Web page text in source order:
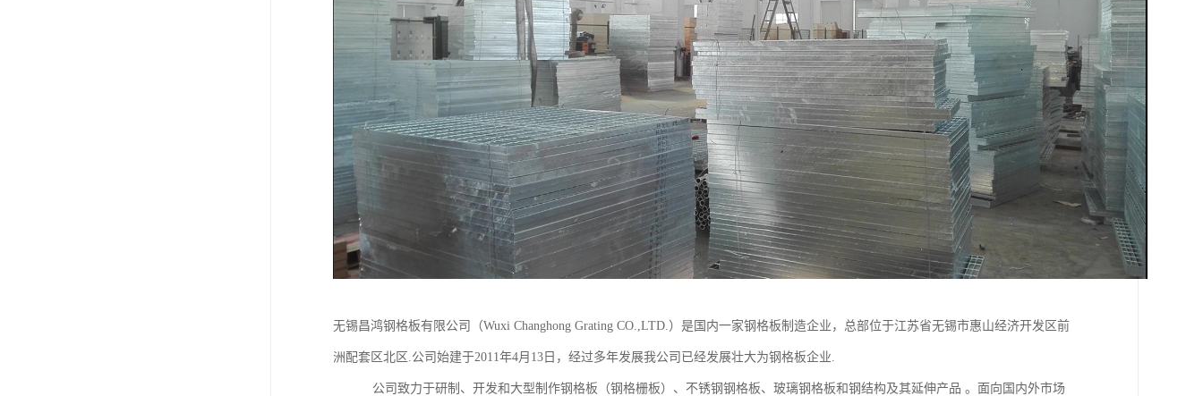
无锡昌鸿钢格板有限公司（Wuxi Changhong Grating CO.,LTD.）是国内一家钢格板制造企业，总部位于江苏省无锡市惠山经济开发区前
洲配套区北区.公司始建于2011年4月13日，经过多年发展我公司已经发展壮大为钢格板企业.
公司致力于研制、开发和大型制作钢格板（钢格栅板）、不锈钢钢格板、玻璃钢格板和钢结构及其延伸产品 。面向国内外市场